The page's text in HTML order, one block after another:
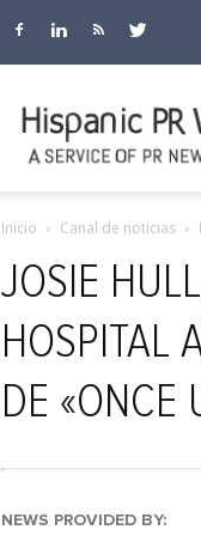
Inicio Canal de noticias
JOSIE
HOSPITAL
DE «ONCE
NEWS PROVIDED BY: